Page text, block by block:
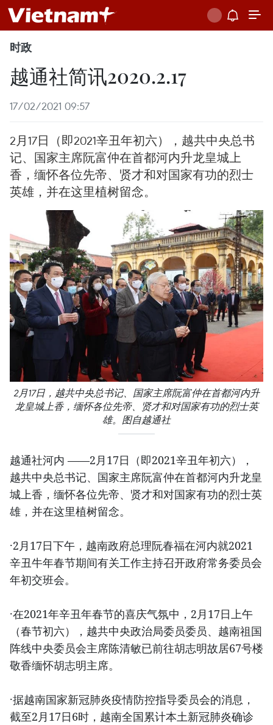
时政
越通社简讯2020.2.17
17/02/2021 09:57
2月17日（即2021辛丑年初六），越共中央总书
记、国家主席阮富仲在首都河内升龙皇城上
香，缅怀各位先帝、贤才和对国家有功的烈士
英雄，并在这里植树留念。
2月17日，越共中央总书记、国家主席阮富仲在首都河内升
龙皇城上香，缅怀各位先帝、贤才和对国家有功的烈士英
雄。图自越通社
越通社河内 ——2月17日（即2021辛丑年初六），
越共中央总书记、国家主席阮富仲在首都河内升龙皇
城上香，缅怀各位先帝、贤才和对国家有功的烈士英
雄，并在这里植树留念。
·2月17日下午，越南政府总理阮春福在河内就2021
辛丑牛年春节期间有关工作主持召开政府常务委员会
年初交班会。
·在2021年辛丑年春节的喜庆气氛中，2月17日上午
（春节初六），越共中央政治局委员委员、越南祖国
阵线中央委员会主席陈清敏已前往胡志明故居67号楼
敬香缅怀胡志明主席。
·据越南国家新冠肺炎疫情防控指导委员会的消息，
截至2月17日6时，越南全国累计本土新冠肺炎确诊